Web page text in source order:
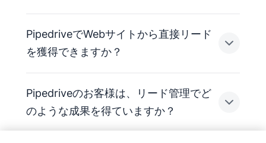
これらのツールにより、初回接触から取引への転
換まで、営業前のワークフロー全体を1つのプラッ
トフォーム内でカバーできます。
Leads Inboxから直接、リードのフィルター、並べ
替え、編集、アクティビティの追加ができます。
リードの選別が完了したら、ワンクリックでパイ
プライン内の取引に変換できます。
Pipedriveのチャットボットは、カスタマイズ可能
選別します。
Webフォームにも選別用の質問を含められるた
め、届いたリードをフィルターして優先順位付け
PipedriveでWebサイトから直接リード
を獲得できますか？
はい。Pipedriveでは、Webサイトでリードを獲得
Pipedriveのお客様は、リード管理でど
のような成果を得ていますか？